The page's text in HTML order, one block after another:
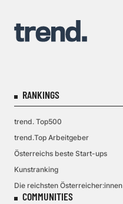
RANKINGS
trend. Top500
trend.Top Arbeitgeber
Österreichs beste Start-ups
Kunstranking
Die reichsten Österreicher:innen
COMMUNITIES